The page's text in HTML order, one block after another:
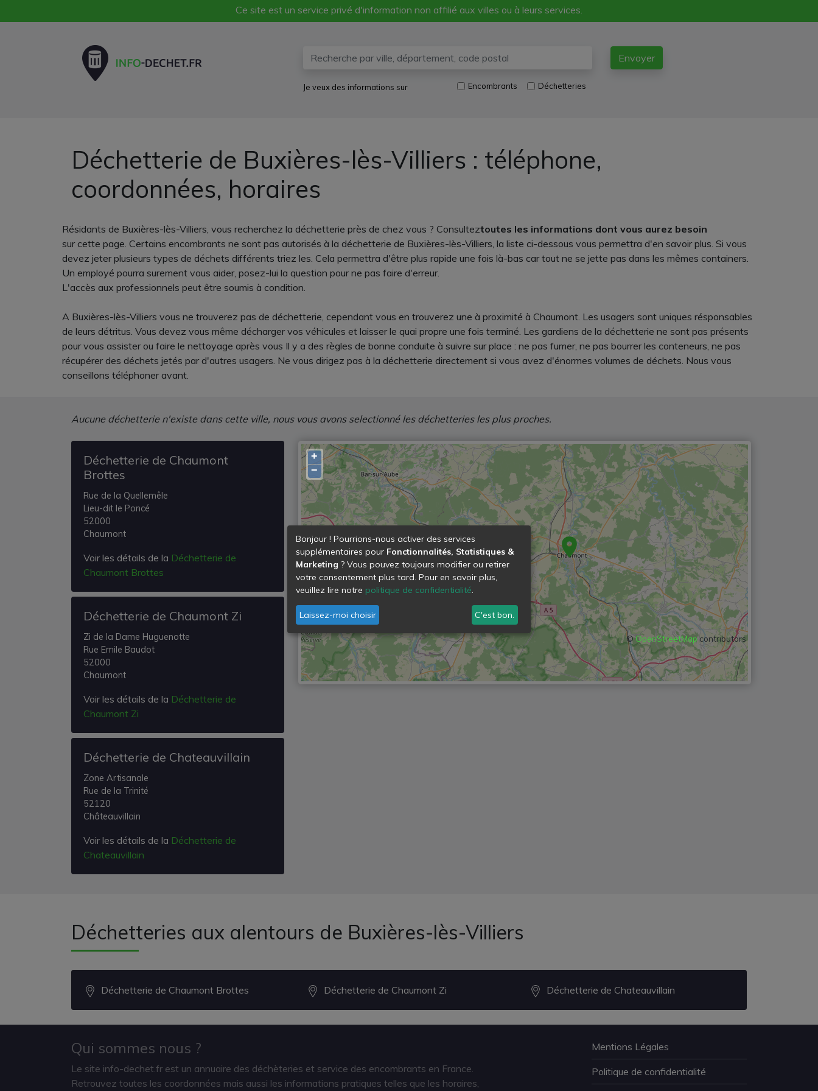
Ce site est un service privé d'information non affilié aux villes ou à leurs services.
Envoyer
Je veux des informations sur Encombrants Déchetteries
Déchetterie de Buxières-lès-Villiers : téléphone,
coordonnées, horaires
Résidants de Buxières-lès-Villiers, vous recherchez la déchetterie près de chez vous ? Consulteztoutes les informations dont vous aurez besoin
sur cette page. Certains encombrants ne sont pas autorisés à la déchetterie de Buxières-lès-Villiers, la liste ci-dessous vous permettra d'en savoir plus. Si vous
devez jeter plusieurs types de déchets différents triez les. Cela permettra d'être plus rapide une fois là-bas car tout ne se jette pas dans les mêmes containers.
Un employé pourra surement vous aider, posez-lui la question pour ne pas faire d'erreur.
L'accès aux professionnels peut être soumis à condition.
A Buxières-lès-Villiers vous ne trouverez pas de déchetterie, cependant vous en trouverez une à proximité à Chaumont. Les usagers sont uniques résponsables
de leurs détritus. Vous devez vous même décharger vos véhicules et laisser le quai propre une fois terminé. Les gardiens de la déchetterie ne sont pas présents
pour vous assister ou faire le nettoyage après vous Il y a des règles de bonne conduite à suivre sur place : ne pas fumer, ne pas bourrer les conteneurs, ne pas
récupérer des déchets jetés par d'autres usagers. Ne vous dirigez pas à la déchetterie directement si vous avez d'énormes volumes de déchets. Nous vous
conseillons téléphoner avant.
Aucune déchetterie n'existe dans cette ville, nous vous avons selectionné les déchetteries les plus proches.
Déchetterie de Chaumont
Brottes
Rue de la Quellemêle
Lieu-dit le Poncé
52000
Chaumont
Voir les détails de la Déchetterie de
Chaumont Brottes
Déchetterie de Chaumont Zi
Zi de la Dame Huguenotte
Rue Emile Baudot
52000
Chaumont
Voir les détails de la Déchetterie de
Chaumont Zi
Déchetterie de Chateauvillain
Zone Artisanale
Rue de la Trinité
52120
Châteauvillain
Voir les détails de la Déchetterie de
Chateauvillain
+
−
©OpenStreetMapcontributors
Déchetteries aux alentours de Buxières-lès-Villiers
Déchetterie de Chaumont Brottes Déchetterie de Chaumont Zi Déchetterie de Chateauvillain
Qui sommes nous ?
Le site info-dechet.fr est un annuaire des déchèteries et service des encombrants en France.
Retrouvez toutes les coordonnées mais aussi les informations pratiques telles que les horaires,
Mentions Légales
Politique de confidentialité
Bonjour ! Pourrions-nous activer des services
supplémentaires pour Fonctionnalités, Statistiques &
Marketing ? Vous pouvez toujours modifier ou retirer
votre consentement plus tard. Pour en savoir plus,
veuillez lire notre politique de confidentialité.
Laissez-moi choisir C'est bon.